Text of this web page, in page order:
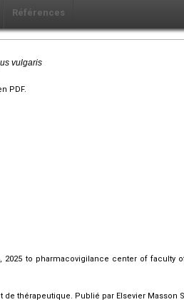
Références
vulgaris
PDF.
2025 to pharmacovigilance center of faculty
thérapeutique. Publié par Elsevier Masson